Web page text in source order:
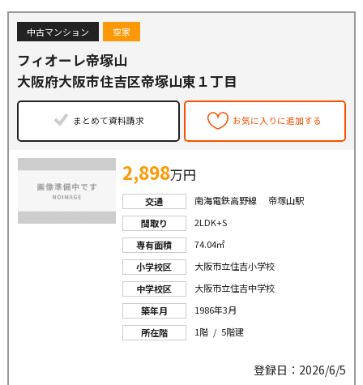
中古マンション 空家
フィオーレ帝塚山
大阪府大阪市住吉区帝塚山東１丁目
まとめて資料請求 お気に入りに追加する
2,898万円
交通
南海電鉄高野線 帝塚山駅
間取り
2LDK+S
専有面積
74.04㎡
小学校区
大阪市立住吉小学校
中学校区
大阪市立住吉中学校
築年月
1986年3月
所在階
1階 / 5階建
登録日：2026/6/5